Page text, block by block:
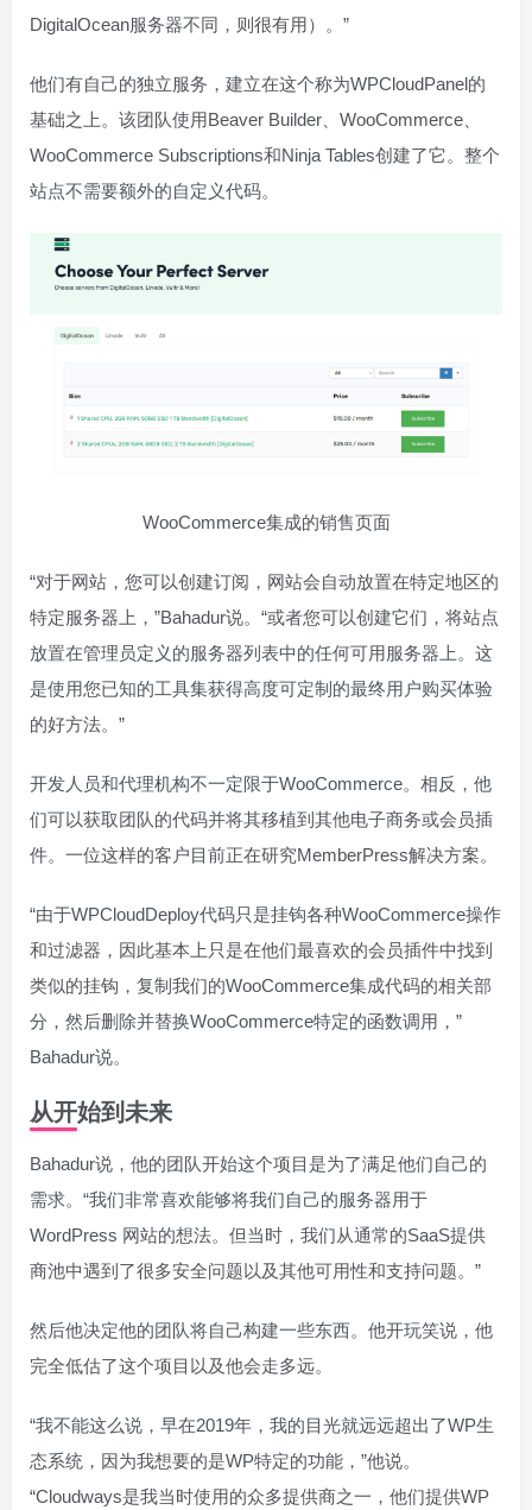
DigitalOcean服务器不同，则很有用）。”
他们有自己的独立服务，建立在这个称为WPCloudPanel的
基础之上。该团队使用Beaver Builder、WooCommerce、
WooCommerce Subscriptions和Ninja Tables创建了它。整个
站点不需要额外的自定义代码。
WooCommerce集成的销售页面
“对于网站，您可以创建订阅，网站会自动放置在特定地区的
特定服务器上，”Bahadur说。“或者您可以创建它们，将站点
放置在管理员定义的服务器列表中的任何可用服务器上。这
是使用您已知的工具集获得高度可定制的最终用户购买体验
的好方法。”
开发人员和代理机构不一定限于WooCommerce。相反，他
们可以获取团队的代码并将其移植到其他电子商务或会员插
件。一位这样的客户目前正在研究MemberPress解决方案。
“由于WPCloudDeploy代码只是挂钩各种WooCommerce操作
和过滤器，因此基本上只是在他们最喜欢的会员插件中找到
类似的挂钩，复制我们的WooCommerce集成代码的相关部
分，然后删除并替换WooCommerce特定的函数调用，”
Bahadur说。
从开始到未来
Bahadur说，他的团队开始这个项目是为了满足他们自己的
需求。“我们非常喜欢能够将我们自己的服务器用于
WordPress 网站的想法。但当时，我们从通常的SaaS提供
商池中遇到了很多安全问题以及其他可用性和支持问题。”
然后他决定他的团队将自己构建一些东西。他开玩笑说，他
完全低估了这个项目以及他会走多远。
“我不能这么说，早在2019年，我的目光就远远超出了WP生
态系统，因为我想要的是WP特定的功能，”他说。
“Cloudways是我当时使用的众多提供商之一，他们提供WP